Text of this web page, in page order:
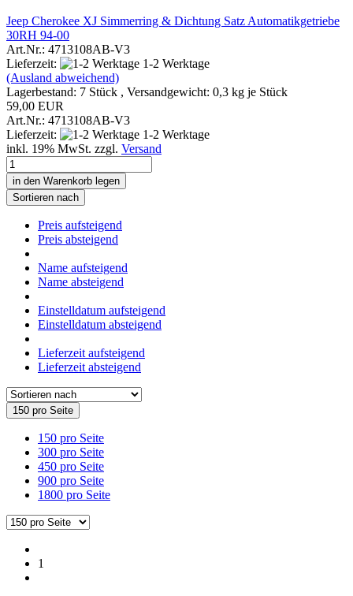
Jeep Cherokee XJ Simmerring & Dichtung Satz Automatikgetriebe
30RH 94-00
Art.Nr.: 4713108AB-V3
Lieferzeit:
1-2 Werktage
(Ausland abweichend)
Lagerbestand: 7 Stück , Versandgewicht: 0,3 kg je Stück
59,00 EUR
Art.Nr.: 4713108AB-V3
Lieferzeit:
1-2 Werktage
inkl. 19% MwSt. zzgl. Versand
in den Warenkorb legen
Sortieren nach
Preis aufsteigend
Preis absteigend
Name aufsteigend
Name absteigend
Einstelldatum aufsteigend
Einstelldatum absteigend
Lieferzeit aufsteigend
Lieferzeit absteigend
150 pro Seite
150 pro Seite
300 pro Seite
450 pro Seite
900 pro Seite
1800 pro Seite
1